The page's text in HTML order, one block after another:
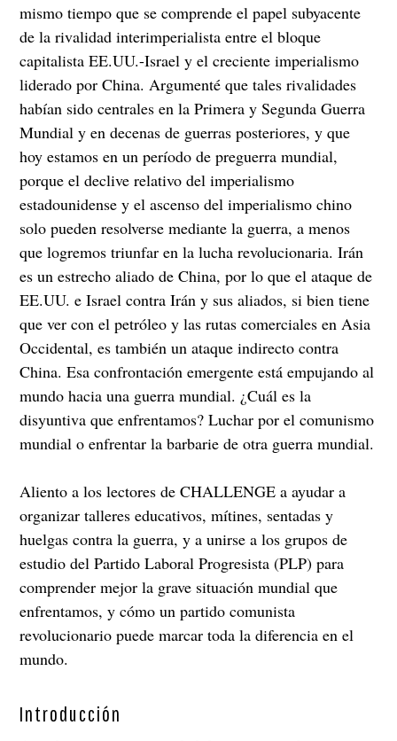
mismo tiempo que se comprende el papel subyacente
de la rivalidad interimperialista entre el bloque
capitalista EE.UU.-Israel y el creciente imperialismo
liderado por China. Argumenté que tales rivalidades
habían sido centrales en la Primera y Segunda Guerra
Mundial y en decenas de guerras posteriores, y que
hoy estamos en un período de preguerra mundial,
porque el declive relativo del imperialismo
estadounidense y el ascenso del imperialismo chino
solo pueden resolverse mediante la guerra, a menos
que logremos triunfar en la lucha revolucionaria. Irán
es un estrecho aliado de China, por lo que el ataque de
EE.UU. e Israel contra Irán y sus aliados, si bien tiene
que ver con el petróleo y las rutas comerciales en Asia
Occidental, es también un ataque indirecto contra
China. Esa confrontación emergente está empujando al
mundo hacia una guerra mundial. ¿Cuál es la
disyuntiva que enfrentamos? Luchar por el comunismo
mundial o enfrentar la barbarie de otra guerra mundial.
Aliento a los lectores de CHALLENGE a ayudar a
organizar talleres educativos, mítines, sentadas y
huelgas contra la guerra, y a unirse a los grupos de
estudio del Partido Laboral Progresista (PLP) para
comprender mejor la grave situación mundial que
enfrentamos, y cómo un partido comunista
revolucionario puede marcar toda la diferencia en el
mundo.
Introducción